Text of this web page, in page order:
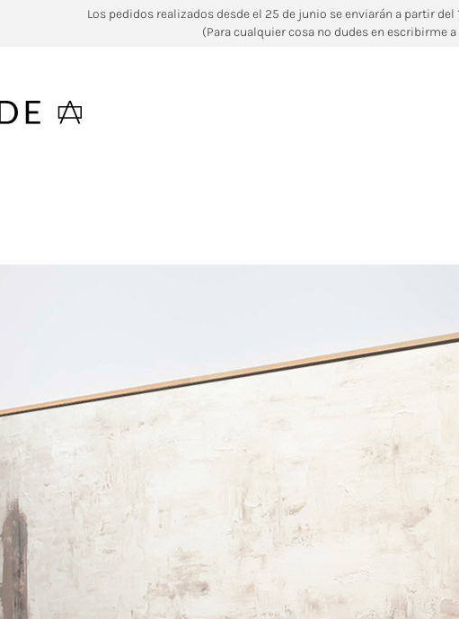
Los pedidos realizados desde el 25 de junio se enviarán a partir
(Para cualquier cosa no dudes en escribirme